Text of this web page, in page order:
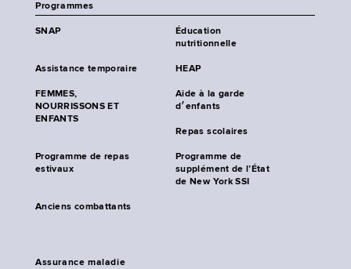
Programmes
SNAP
Éducation
nutritionnelle
Assistance temporaire HEAP
FEMMES,
NOURRISSONS ET
ENFANTS
Aide à la garde
d׳enfants
Repas scolaires
Programme de repas
estivaux
Programme de
supplément de l’État
de New York SSI
Anciens combattants
Assurance maladie